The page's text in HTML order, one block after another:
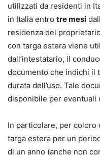
utilizzati da residenti in
in Italia entro tre mesi
residenza del
con targa estera viene
dall’intestatario, il
documento che indichi il
durata dell’uso. Tale
disponibile per eventuali
In particolare, per coloro
targa estera per un
di un anno (anche non